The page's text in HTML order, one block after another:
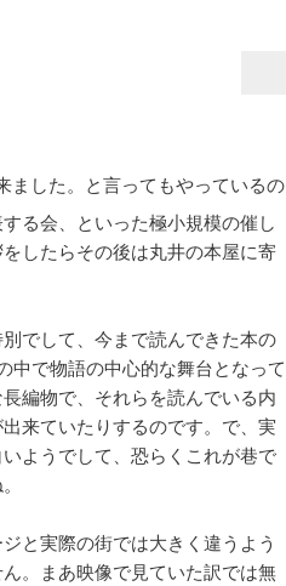
ました。と言ってもやっているの
る会、といった極小規模の催し
したらその後は丸井の本屋に寄
でして、今まで読んできた本の
中で物語の中心的な舞台となって
編物で、それらを読んでいる内
来ていたりするのです。で、実
ようでして、恐らくこれが巷で
と実際の街では大きく違うよう
。まあ映像で見ていた訳では無